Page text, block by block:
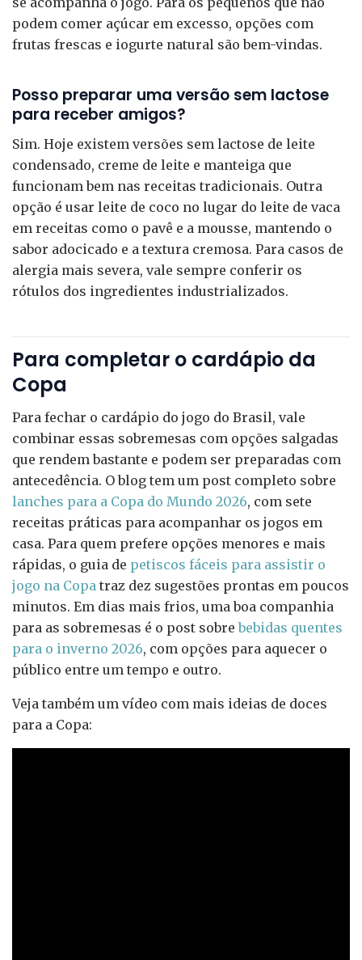
podem comer açúcar em excesso, opções com
frutas frescas e iogurte natural são bem-vindas.
Posso preparar uma versão sem lactose
para receber amigos?
Sim. Hoje existem versões sem lactose de leite
condensado, creme de leite e manteiga que
funcionam bem nas receitas tradicionais. Outra
opção é usar leite de coco no lugar do leite de vaca
em receitas como o pavê e a mousse, mantendo o
sabor adocicado e a textura cremosa. Para casos de
alergia mais severa, vale sempre conferir os
rótulos dos ingredientes industrializados.
Para completar o cardápio da
Copa
Para fechar o cardápio do jogo do Brasil, vale
combinar essas sobremesas com opções salgadas
que rendem bastante e podem ser preparadas com
antecedência. O blog tem um post completo sobre
lanches para a Copa do Mundo 2026, com sete
receitas práticas para acompanhar os jogos em
casa. Para quem prefere opções menores e mais
rápidas, o guia de petiscos fáceis para assistir o
jogo na Copa traz dez sugestões prontas em poucos
minutos. Em dias mais frios, uma boa companhia
para as sobremesas é o post sobrebebidas quentes
para o inverno 2026, com opções para aquecer o
público entre um tempo e outro.
Veja também um vídeo com mais ideias de doces
para a Copa: